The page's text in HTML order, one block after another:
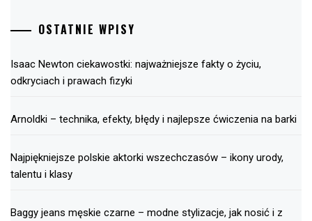
OSTATNIE WPISY
Isaac Newton ciekawostki: najważniejsze fakty o życiu,
odkryciach i prawach fizyki
Arnoldki – technika, efekty, błędy i najlepsze ćwiczenia na barki
Najpiękniejsze polskie aktorki wszechczasów – ikony urody,
talentu i klasy
Baggy jeans męskie czarne – modne stylizacje, jak nosić i z